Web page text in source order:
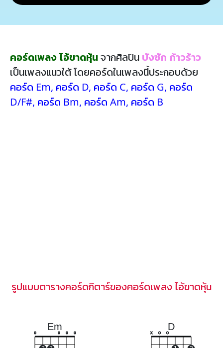
คอร์ดเพลง ไอ้ขาดหุ้นจากศิลปิน บังซัก ก้าวร้าว
เป็นเพลงแนวใต้ โดยคอร์ดในเพลงนี้ประกอบด้วย
คอร์ด Em, คอร์ด D, คอร์ด C, คอร์ด G, คอร์ด
D/F#, คอร์ด Bm, คอร์ด Am, คอร์ด B
รูปแบบตารางคอร์ดกีตาร์ของคอร์ดเพลง ไอ้ขาดหุ้น
Em
o o o o
D
x o o